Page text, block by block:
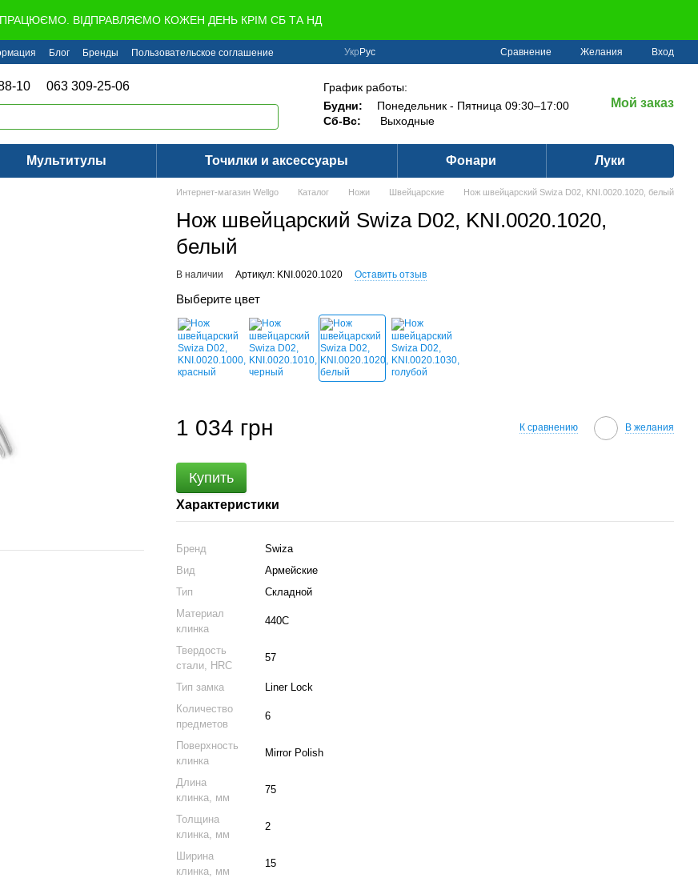
ПРАЦЮЄМО. ВІДПРАВЛЯЄМО КОЖЕН ДЕНЬ КРІМ СБ ТА НД
Блог Бренды Пользовательское соглашение Укр Рус Сравнение Желания Вход
10 063 309-25-06
График работы:
Будни:
Понедельник - Пятница 09:30–17:00
Сб-Вс:
Выходные
Мой заказ
Мультитулы Точилки и аксессуары Фонари Луки
Интернет-магазин Wellgo Каталог Ножи Швейцарские Нож швейцарский Swiza D02, KNI.0020.1020, белый
Нож швейцарский Swiza D02, KNI.0020.1020,
белый
В наличии Артикул: KNI.0020.1020 Оставить отзыв
Выберите цвет
1 034 грн К сравнению В желания
Купить
Характеристики
Бренд
Swiza
Вид
Армейские
Тип
Складной
Материал
клинка
440C
Твердость
стали, HRC
57
Тип замка
Liner Lock
Количество
предметов
6
Поверхность
клинка
Mirror Polish
Длина
клинка, мм
75
Толщина
клинка, мм
2
Ширина
клинка, мм
15